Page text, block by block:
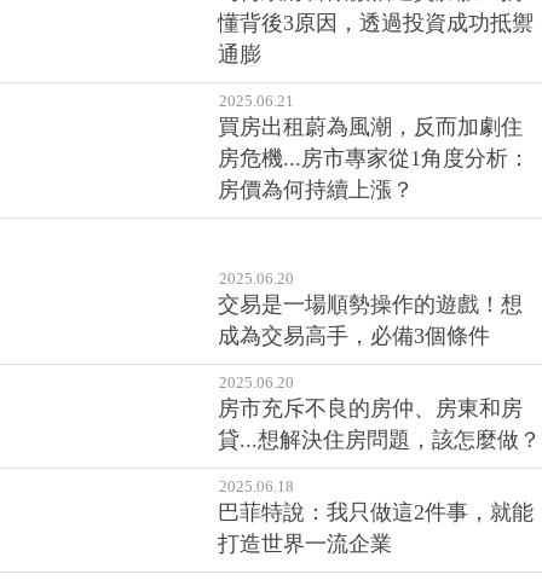
懂背後3原因，透過投資成功抵禦
通膨
2025.06.21
買房出租蔚為風潮，反而加劇住
房危機...房市專家從1角度分析：
房價為何持續上漲？
2025.06.20
交易是一場順勢操作的遊戲！想
成為交易高手，必備3個條件
2025.06.20
房市充斥不良的房仲、房東和房
貸...想解決住房問題，該怎麼做？
2025.06.18
巴菲特說：我只做這2件事，就能
打造世界一流企業